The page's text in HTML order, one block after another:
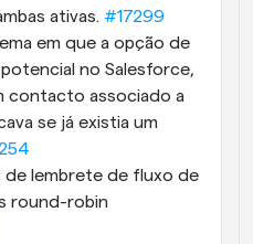
ativas. #17299
em que a opção de
no Salesforce,
contacto associado a
se já existia um
de lembrete de fluxo de
round-robin